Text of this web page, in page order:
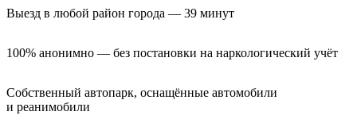
Выезд в любой район города — 39 минут
100% анонимно — без постановки на наркологический учёт
Собственный автопарк, оснащённые автомобили
и реанимобили